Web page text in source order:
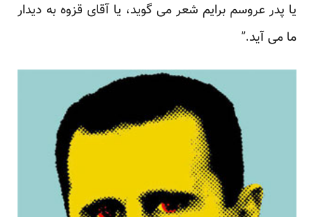
یا پدر عروسم برایم شعر می گوید، یا آقای قزوه به دیدار
ما می آید.”